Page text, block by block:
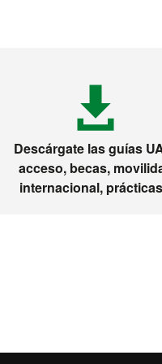
Descárgate las guías
acceso, becas,
internacional,